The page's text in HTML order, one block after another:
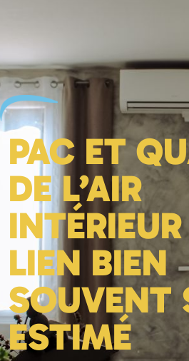
PAC ET
DE L’AIR
LIEN BIEN
SOUVENT
ESTIMÉ